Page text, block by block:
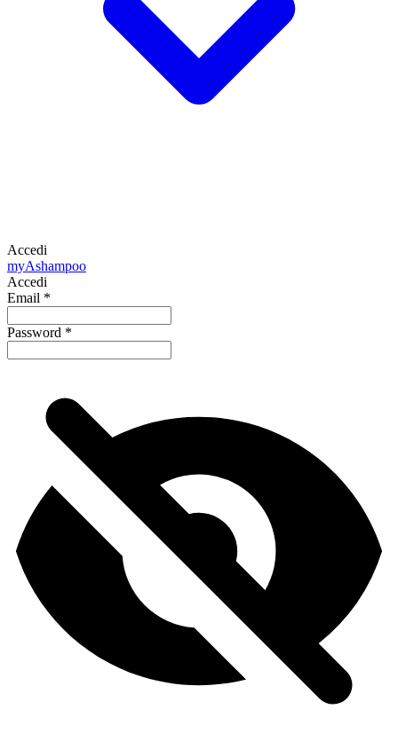
Accedi
myAshampoo
Accedi
Email *
Password *